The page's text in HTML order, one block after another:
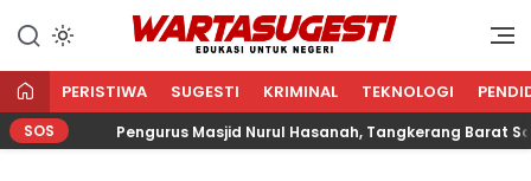
WARTA SUGESTI √ EDUKASI
Edukasi Untuk Negeri
PERISTIWA SUGESTI KRIMINAL TEKNOLOGI
SOS Pengurus Masjid Nurul Hasanah, Tangkerang Barat